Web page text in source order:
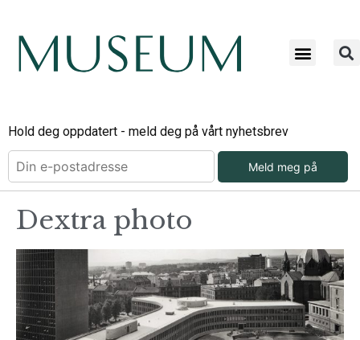
Hold deg oppdatert - meld deg på vårt nyhetsbrev
Meld meg på
Dextra photo